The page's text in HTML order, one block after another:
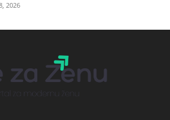
2026